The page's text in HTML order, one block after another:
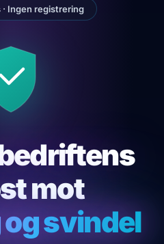
· Ingen registrering
mot
svindel